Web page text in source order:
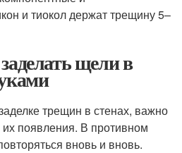
и тиокол держат трещину 5–
щели в
трещин в стенах, важно
их появления. В противном
вновь и вновь.